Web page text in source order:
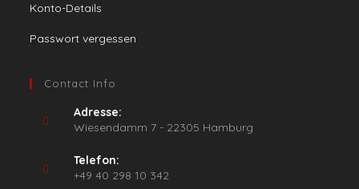
Konto-Details
Passwort vergessen
Contact Info
Adresse:
Wiesendamm 7 - 22305 Hamburg
Telefon:
+49 40 298 10 342